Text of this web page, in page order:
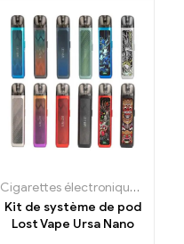
,Cigarettes électroniques
Cigarettes électroniques jetables
Kit de système de pod
Lost Vape Ursa Nano